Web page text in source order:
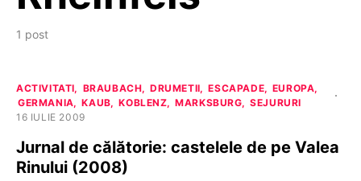
1 post
ACTIVITATI BRAUBACH DRUMETII ESCAPADE
EUROPA
GERMANIA
KAUB KOBLENZ MARKSBURG
SEJURURI
16 IULIE 2009
Jurnal de călătorie: castelele de pe Valea
Rinului (2008)